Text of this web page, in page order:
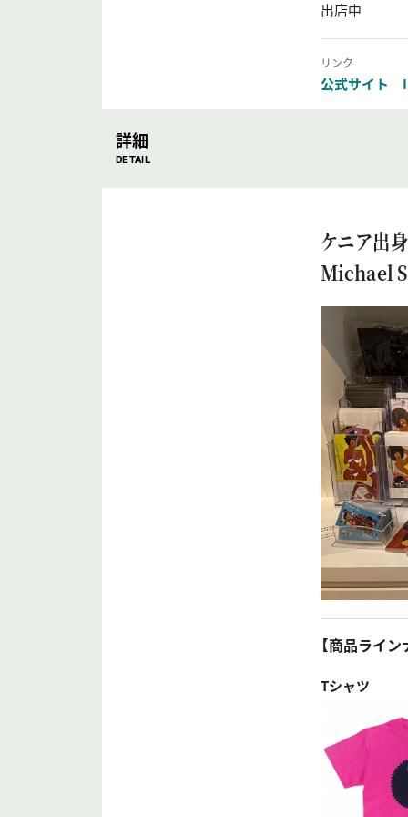
出店中
リンク
公式サイト
詳細
DETAIL
ケニア出
Michael
【商品ライン
Tシャツ